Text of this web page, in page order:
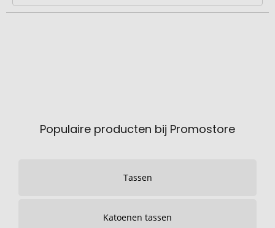
Populaire producten bij Promostore
Tassen
Katoenen tassen